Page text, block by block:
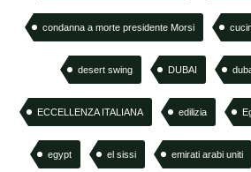
condanna a morte presidente Morsi
desert swing DUBAI
ECCELLENZA ITALIANA edilizia
egypt el sissi emirati arabi uniti